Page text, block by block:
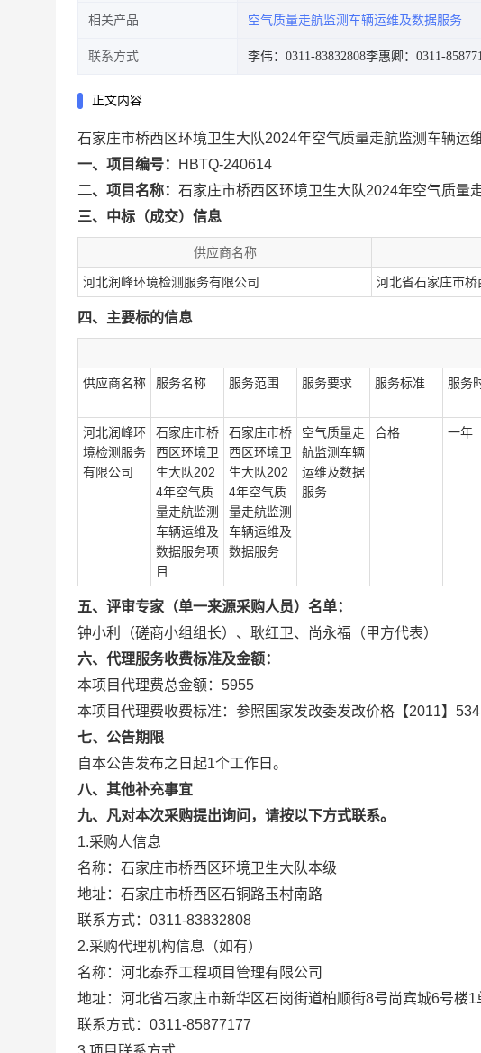
相关产品 空气质量走航监测车辆运维及数据服务
联系方式 李伟：0311-83832808李惠卿：0311-
正文内容
石家庄市桥西区环境卫生大队2024年空气质量走航监测车辆运
一、项目编号：
HBTQ-240614
二、项目名称： 石家庄市桥西区环境卫生大队2024年空气质量
三、中标（成交）信息
供应商名称
河北润峰环境检测服务有限公司 河北省石家庄市
四、主要标的信息
供应商名称 服务名称 服务范围 服务要求 服务标准 服务
河北润峰环
境检测服务
有限公司
石家庄市桥
西区环境卫
生大队202
4年空气质
量走航监测
车辆运维及
数据服务项
目
石家庄市桥
西区环境卫
生大队202
4年空气质
量走航监测
车辆运维及
数据服务
空气质量走
航监测车辆
运维及数据
服务
合格 一年
五、评审专家（单一来源采购人员）名单：
钟小利（磋商小组组长）、耿红卫、尚永福（甲方代表）
六、代理服务收费标准及金额：
本项目代理费总金额：5955
本项目代理费收费标准：参照国家发改委发改价格【2011】
七、公告期限
自本公告发布之日起1个工作日。
八、其他补充事宜
九、凡对本次采购提出询问，请按以下方式联系。
1.采购人信息
名称：石家庄市桥西区环境卫生大队本级
地址：石家庄市桥西区石铜路玉村南路
联系方式：0311-83832808
2.采购代理机构信息（如有）
名称：河北泰乔工程项目管理有限公司
地址：河北省石家庄市新华区石岗街道柏顺街8号尚宾城6号楼1
联系方式：0311-85877177